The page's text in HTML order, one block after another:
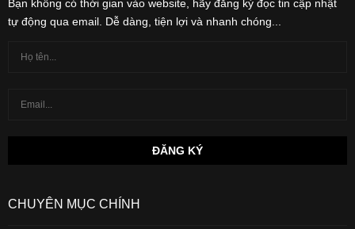
Bạn không có thời gian vào website, hãy đăng ký đọc tin cập nhật
tự động qua email. Dễ dàng, tiện lợi và nhanh chóng...
CHUYÊN MỤC CHÍNH